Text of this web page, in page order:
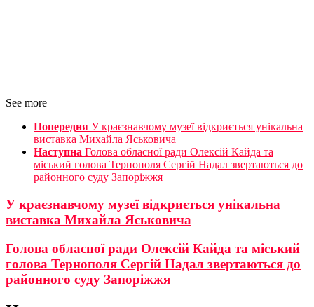
See more
Попередня У краєзнавчому музеї відкриється унікальна
виставка Михайла Яськовича
Наступна Голова обласної ради Олексій Кайда та
міський голова Тернополя Сергій Надал звертаються до
районного суду Запоріжжя
У краєзнавчому музеї відкриється унікальна
виставка Михайла Яськовича
Голова обласної ради Олексій Кайда та міський
голова Тернополя Сергій Надал звертаються до
районного суду Запоріжжя